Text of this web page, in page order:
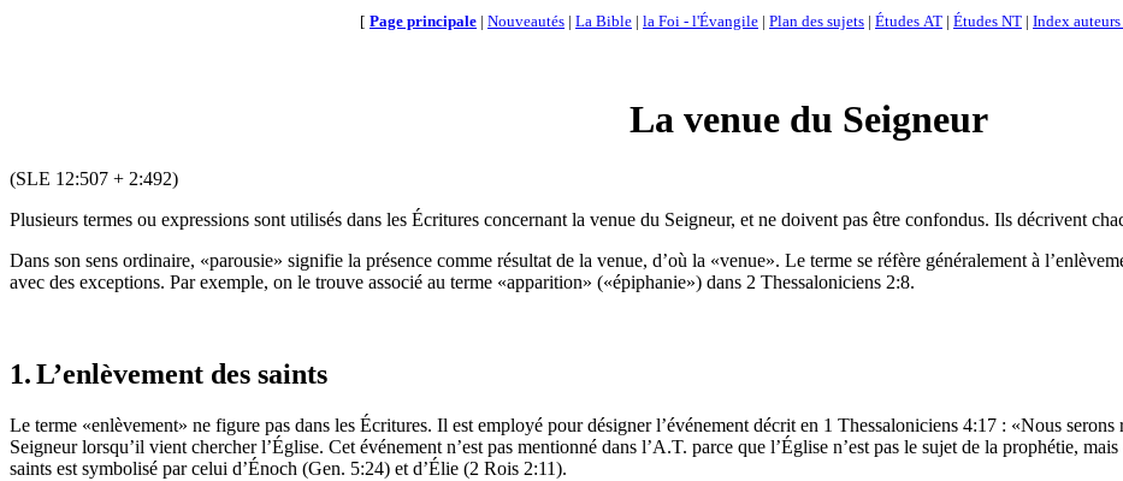
[ Page principale | Nouveautés | La Bible | la Foi - l'Évangile | Plan des sujets | Études AT | Études NT | Index
La venue du Seigneur
(SLE 12:507 + 2:492)
Plusieurs termes ou expressions sont utilisés dans les Écritures concernant la venue du Seigneur, et ne doivent pas être confondus. Ils décrivent
Dans son sens ordinaire, «parousie» signifie la présence comme résultat de la venue, d’où la «venue». Le terme se réfère généralement à
avec des exceptions. Par exemple, on le trouve associé au terme «apparition» («épiphanie») dans 2 Thessaloniciens 2:8.
1.L’enlèvement des saints
Le terme «enlèvement» ne figure pas dans les Écritures. Il est employé pour désigner l’événement décrit en 1 Thessaloniciens 4:17 : «Nous serons
Seigneur lorsqu’il vient chercher l’Église. Cet événement n’est pas mentionné dans l’A.T. parce que l’Église n’est pas le sujet de la prophétie,
saints est symbolisé par celui d’Énoch (Gen. 5:24) et d’Élie (2 Rois 2:11).